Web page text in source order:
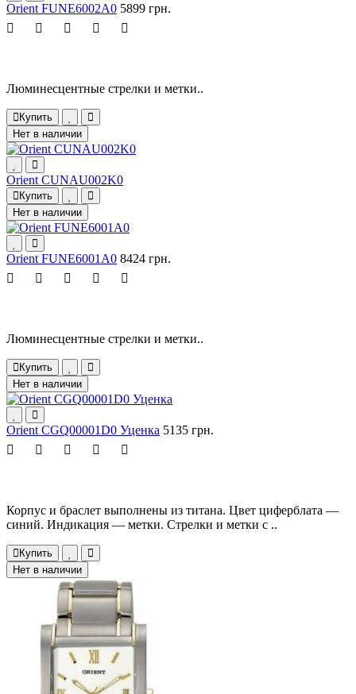
Orient FUNE6002A0 5899 грн.
Люминесцентные стрелки и метки..
Купить
Нет в наличии
Orient CUNAU002K0
Купить
Нет в наличии
Orient FUNE6001A0 8424 грн.
Люминесцентные стрелки и метки..
Купить
Нет в наличии
Orient CGQ00001D0 Уценка 5135 грн.
Корпус и браслет выполнены из титана. Цвет циферблата —
синий. Индикация — метки. Стрелки и метки с ..
Купить
Нет в наличии